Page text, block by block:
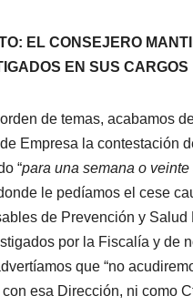
EL CONSEJERO
EN SUS CARGOS
de temas, acabamos
Empresa la contestación
“para una semana o veinte
le pedíamos el cese
de Prevención y Salud
por la Fiscalía y de
que “no
esa Dirección, ni como